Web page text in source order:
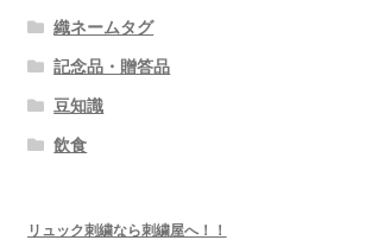
織ネームタグ
記念品・贈答品
豆知識
飲食
リュック刺繍なら刺繍屋へ！！